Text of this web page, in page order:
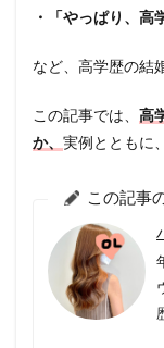
・「やっぱり、高
など、高学歴の結
この記事では、 高
か、 実例とともに
この記事